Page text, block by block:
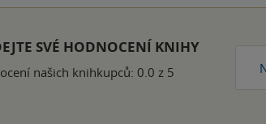
SVÉ HODNOCENÍ KNIHY
našich knihkupců: 0.0 z 5